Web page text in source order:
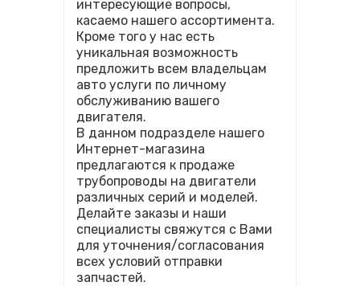
интересующие вопросы,
касаемо нашего ассортимента.
Кроме того у нас есть
уникальная возможность
предложить всем владельцам
авто услуги по личному
обслуживанию вашего
двигателя.
В данном подразделе нашего
Интернет-магазина
предлагаются к продаже
трубопроводы на двигатели
различных серий и моделей.
Делайте заказы и наши
специалисты свяжутся с Вами
для уточнения/согласования
всех условий отправки
запчастей.